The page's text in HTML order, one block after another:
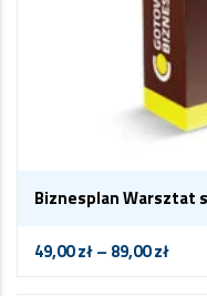
Biznesplan Warsztat
49,00zł– 89,00zł